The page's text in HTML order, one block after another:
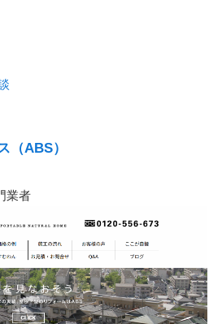
（ABS）
業者